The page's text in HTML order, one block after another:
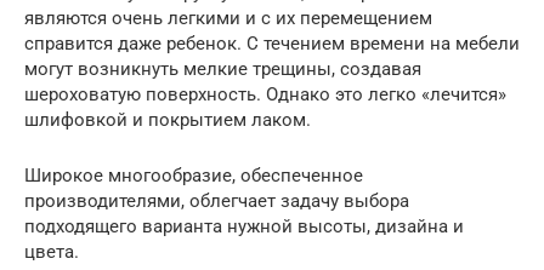
являются очень легкими и с их перемещением
справится даже ребенок. С течением времени на мебели
могут возникнуть мелкие трещины, создавая
шероховатую поверхность. Однако это легко «лечится»
шлифовкой и покрытием лаком.
Широкое многообразие, обеспеченное
производителями, облегчает задачу выбора
подходящего варианта нужной высоты, дизайна и
цвета.